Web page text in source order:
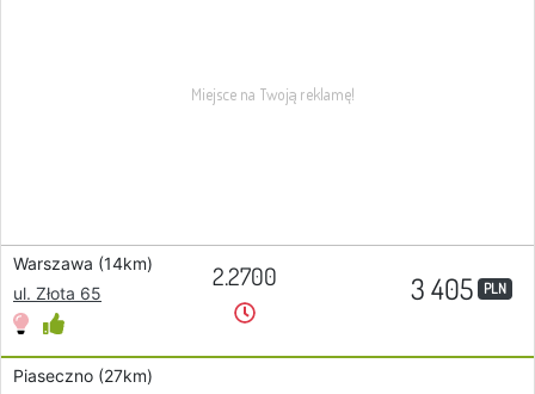
Warszawa (14km)
ul. Złota 65
2.2700 3 405 PLN
Piaseczno (27km)